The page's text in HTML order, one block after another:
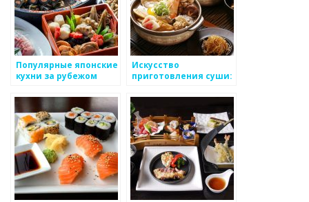
Популярные японские
кухни за рубежом
Искусство
приготовления суши:
современности